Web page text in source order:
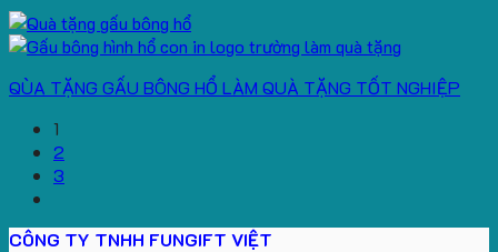
QÙA TẶNG GẤU BÔNG HỔ LÀM QUÀ TẶNG TỐT NGHIỆP
1
2
3
CÔNG TY TNHH FUNGIFT VIỆT